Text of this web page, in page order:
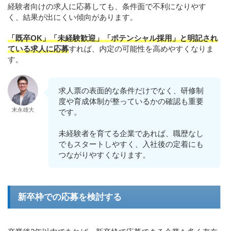
経験者向けの求人に応募しても、条件面で不利になりやす
く、結果が出にくい傾向があります。
「既卒OK」「未経験歓迎」「ポテンシャル採用」と明記され
ている求人に応募すれば、内定の可能性を高めやすくなりま
す。
末永雄大
求人票の表面的な条件だけでなく、研修制
度や育成体制が整っているかの確認も重要
です。
未経験者を育てる企業であれば、職歴なし
でもスタートしやすく、入社後の定着にも
つながりやすくなります。
新卒枠での応募を検討する